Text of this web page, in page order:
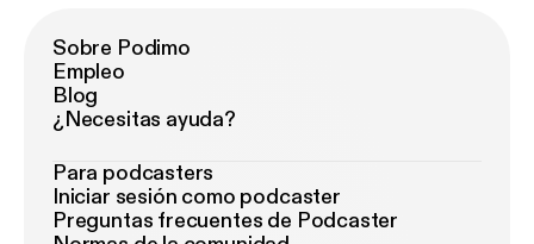
Sobre Podimo
Empleo
Blog
¿Necesitas ayuda?
Para podcasters
Iniciar sesión como podcaster
Preguntas frecuentes de Podcaster